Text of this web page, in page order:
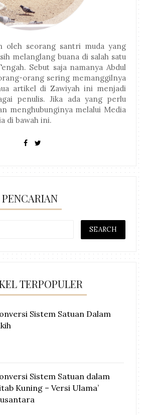
oleh seorang santri muda yang
melanglang buana di salah satu
Sebut saja namanya Abdul
orang sering memanggilnya
artikel di Zawiyah ini menjadi
penulis. Jika ada yang perlu
menghubunginya melalui Media
di bawah ini.
PENCARIAN
TERPOPULER
Sistem Satuan Dalam
Sistem Satuan dalam
Kuning – Versi Ulama’